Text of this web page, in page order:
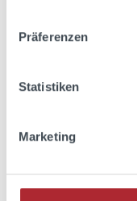
Präferenzen
Statistiken
Marketing
Verkaufspreis:
18,99 €
Rabatt